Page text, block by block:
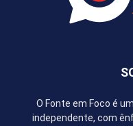
O Fonte em Foco é
independente, com